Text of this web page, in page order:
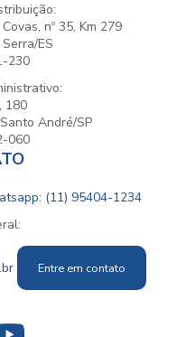
nº 35, Km 279
ES
230
180
André/SP
060
(11) 95404-1234
Entre em contato